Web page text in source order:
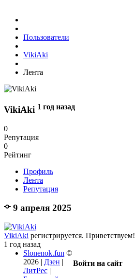
Пользователи
VikiAki
Лента
VikiAki 1 год назад
0
Репутация
0
Рейтинг
Профиль
Лента
Репутация
9 апреля 2025
VikiAki регистрируется. Приветствуем!
1 год назад
Войти на сайт
Slonenok.fun ©
2026 | Дзен |
ЛитРес |